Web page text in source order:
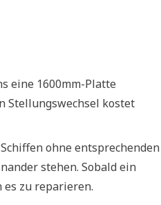
eine 1600mm-Platte
Stellungswechsel kostet
ohne entsprechenden
stehen. Sobald ein
zu reparieren.